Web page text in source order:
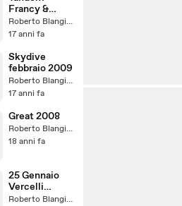
Francy &
friends
Roberto Blangiardi
17 anni fa
Skydive
febbraio 2009
Roberto Blangiardi
17 anni fa
Great 2008
Roberto Blangiardi
18 anni fa
25 Gennaio
Vercelli
Ecureil SB350
Roberto Blangiardi